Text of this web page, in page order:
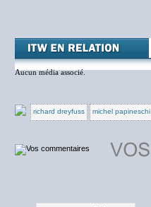
Aucun média associé.
richard dreyfuss michel papineschi